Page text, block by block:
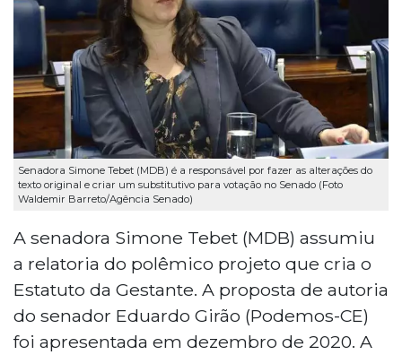
Senadora Simone Tebet (MDB) é a responsável por fazer as alterações do
texto original e criar um substitutivo para votação no Senado (Foto
Waldemir Barreto/Agência Senado)
A senadora Simone Tebet (MDB) assumiu
a relatoria do polêmico projeto que cria o
Estatuto da Gestante. A proposta de autoria
do senador Eduardo Girão (Podemos-CE)
foi apresentada em dezembro de 2020. A